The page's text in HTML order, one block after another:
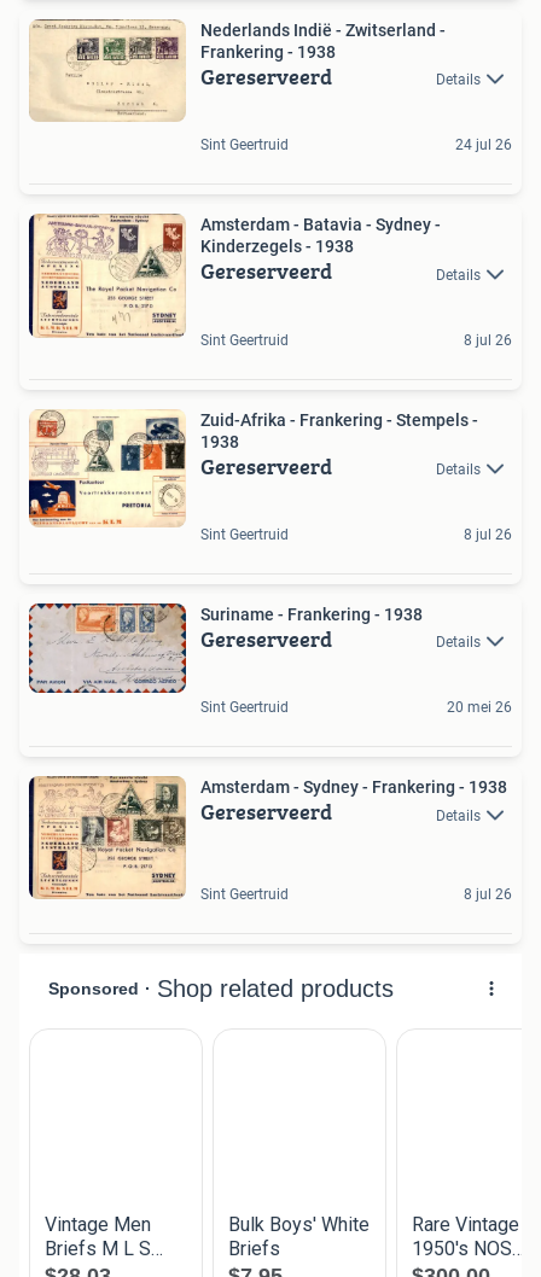
Nederlands Indië - Zwitserland -
Frankering - 1938
Gereserveerd Details
Sint Geertruid 24 jul 26
Amsterdam - Batavia - Sydney -
Kinderzegels - 1938
Gereserveerd Details
Sint Geertruid 8 jul 26
Zuid-Afrika - Frankering - Stempels -
1938
Gereserveerd Details
Sint Geertruid 8 jul 26
Suriname - Frankering - 1938
Gereserveerd Details
Sint Geertruid 20 mei 26
Amsterdam - Sydney - Frankering - 1938
Gereserveerd Details
Sint Geertruid 8 jul 26